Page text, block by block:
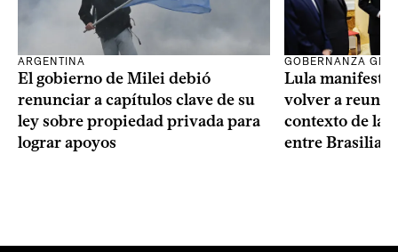
ARGENTINA
El gobierno de Milei debió
renunciar a capítulos clave de su
ley sobre propiedad privada para
lograr apoyos
GOBERNANZA
Lula manifestó
volver a
contexto de la
entre Brasilia